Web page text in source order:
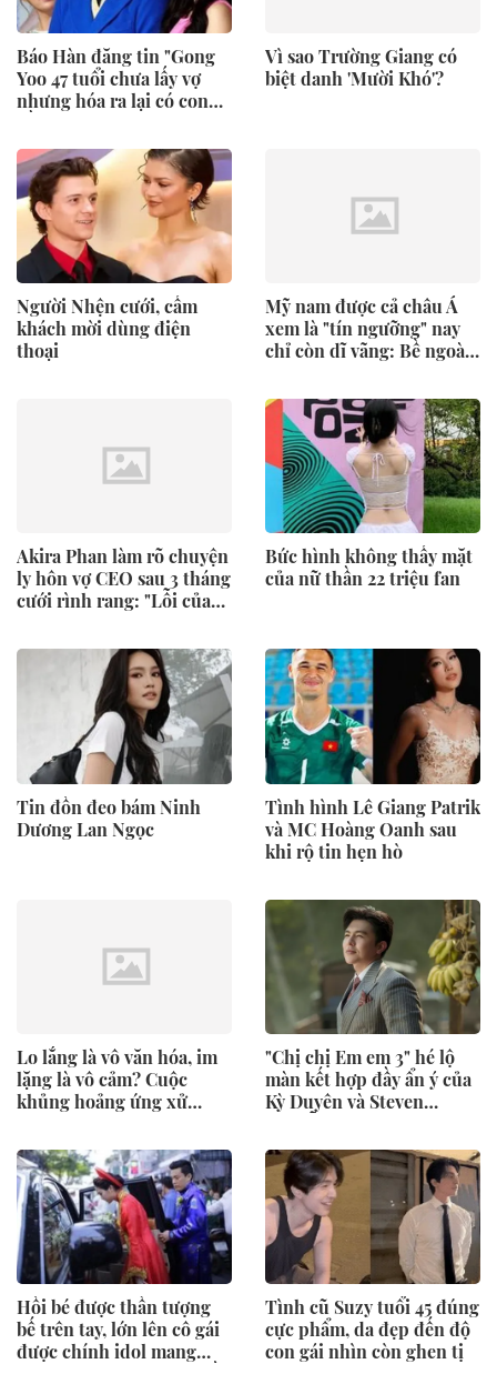
Báo Hàn đăng tin "Gong
Yoo 47 tuổi chưa lấy vợ
nhưng hóa ra lại có con
Vì sao Trường Giang có
biệt danh 'Mười Khó'?
Người Nhện cưới, cấm
khách mời dùng điện
thoại
Mỹ nam được cả châu Á
xem là "tín ngưỡng" nay
chỉ còn dĩ vãng: Bề ngoài
trùm
Akira Phan làm rõ chuyện
ly hôn vợ CEO sau 3 tháng
cưới rình rang: "Lỗi của
Bức hình không thấy mặt
của nữ thần 22 triệu fan
Tin đồn đeo bám Ninh
Dương Lan Ngọc
Tình hình Lê Giang Patrik
và MC Hoàng Oanh sau
khi rộ tin hẹn hò
Lo lắng là vô văn hóa, im
lặng là vô cảm? Cuộc
khủng hoảng ứng xử
Ariana Grande
"Chị chị Em em 3" hé lộ
màn kết hợp đầy ẩn ý của
Kỳ Duyên và Steven
Hồi bé được thần tượng
bế trên tay, lớn lên cô gái
được chính idol mang
Tình cũ Suzy tuổi 45 đúng
cực phẩm, da đẹp đến độ
con gái nhìn còn ghen tị